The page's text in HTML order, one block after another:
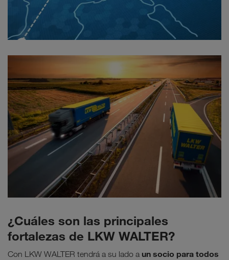
¿Cuáles son las principales
fortalezas de LKW WALTER?
Con LKW WALTER tendrá a su lado a un socio para todos